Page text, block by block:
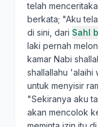
telah
berkata; "Aku
di sini, dari Sahl
laki pernah
kamar Nabi
shallallahu 'alaihi
untuk menyisir
"Sekiranya aku
akan mencolok